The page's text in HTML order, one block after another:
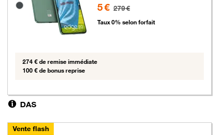
5 € 279 €
Taux 0% selon forfait
274 € de remise immédiate
100 € de bonus reprise
DAS
Vente flash